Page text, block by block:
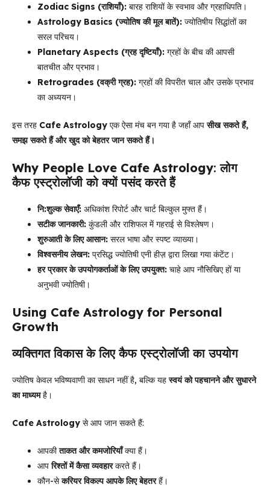
Zodiac Signs (राशियाँ): बारह राशियों के स्वभाव और ग्रहाधिपति।
Astrology Basics (ज्योतिष की मूल बातें): ज्योतिषीय सिद्धांतों का
सरल परिचय।
Planetary Aspects (ग्रह दृष्टियाँ): ग्रहों के बीच की आपसी
बातचीत और प्रभाव।
Retrogrades (वक्री ग्रह): ग्रहों की विपरीत चाल और उसके प्रभाव
का अध्ययन।
इस तरह Cafe Astrology एक ऐसा मंच बन गया है जहाँ आपसीख सकते हैं,
समझ सकते हैं और खुद को बेहतर जान सकते हैं।
Why People Love Cafe Astrology:लोग
कैफ एस्ट्रोलॉजी को क्यों पसंद करते हैं
नि:शुल्क सेवाएँ: अधिकांश रिपोर्ट और चार्ट बिल्कुल मुफ्त हैं।
सटीक जानकारी: कुंडली और राशिफल में गहराई से विश्लेषण।
शुरुआती के लिए आसान: सरल भाषा और स्पष्ट व्याख्या।
विश्वसनीय लेखन: प्रसिद्ध ज्योतिषी एनी हीज़ द्वारा लिखा गया कंटेंट।
हर प्रकार के उपयोगकर्ताओं के लिए उपयुक्त: चाहे आप नौसिखिए हों या
अनुभवी ज्योतिषी।
Using Cafe Astrology for Personal
Growth
व्यक्तिगत विकास के लिए कैफ एस्ट्रोलॉजी का उपयोग
ज्योतिष केवल भविष्यवाणी का साधन नहीं है, बल्कि यहस्वयं को पहचानने और सुधारने
का माध्यमहै।
Cafe Astrology से आप जान सकते हैं:
आपकीताकत और कमजोरियाँक्या हैं।
आपरिश्तों में कैसा व्यवहारकरते हैं।
कौन-सेकरियर विकल्प आपके लिए बेहतरहैं।